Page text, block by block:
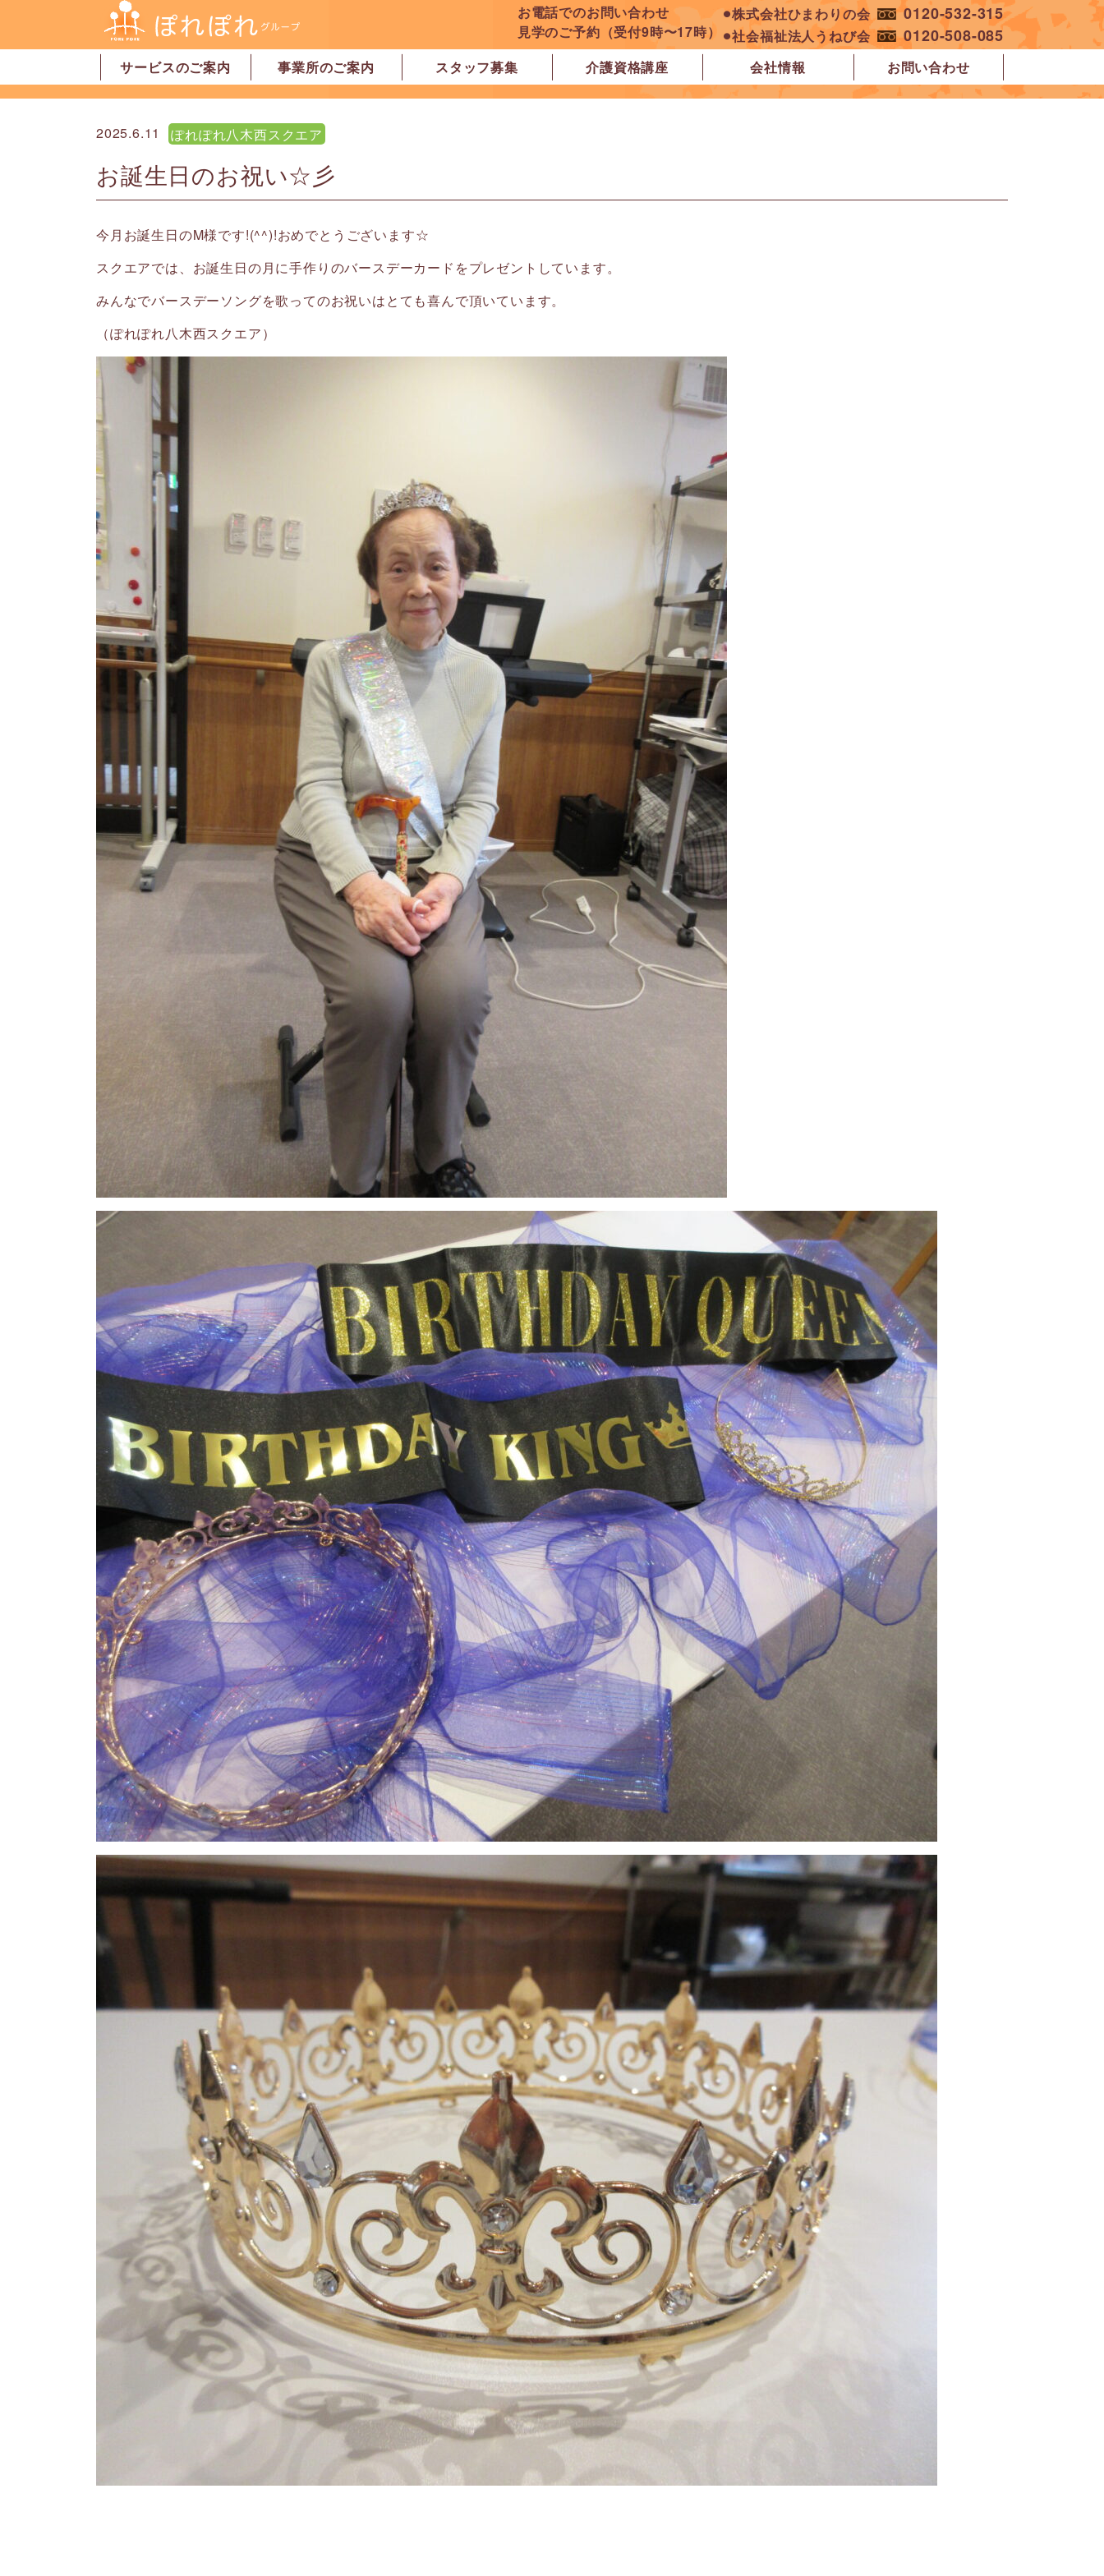
お電話でのお問い合わせ
見学のご予約（受付9時〜17時）
⚫︎株式会社ひまわりの会 0120-532-315
⚫︎社会福祉法人うねび会 0120-508-085
サービスのご案内
居宅介護支援
訪問介護
訪問看護
デイサービス
グループホーム
地域密着型特別養護老人ホーム
ショートステイ
有料老人ホーム
サービス付高齢者向け住宅
家事代行サービス
「認可」小規模保育園
事業所のご案内
事業所一覧・奈良市
ぽれぽれ学園前レジデンス
ぽれぽれ登美ヶ丘
ぽれぽれ四条大路
ぽれぽれ東登美ヶ丘
ぽれぽれケアセンター青山
事業所一覧・橿原市 ぽれぽれ中和
ぽれぽれ橿原在宅支援相談センター
ぽれぽれケアセンター 白橿
ぽれぽれ白橿コンフォート
ぽれぽれ八木西スクエア
橿原市地域包括支援センター北エリア
スタッフ募集 介護資格講座 会社情報 お問い合わせ
2025.6.11 ぽれぽれ八木西スクエア
お誕生日のお祝い☆彡
今月お誕生日のM様です!(^^)!おめでとうございます☆
スクエアでは、お誕生日の月に手作りのバースデーカードをプレゼントしています。
みんなでバースデーソングを歌ってのお祝いはとても喜んで頂いています。
（ぽれぽれ八木西スクエア）